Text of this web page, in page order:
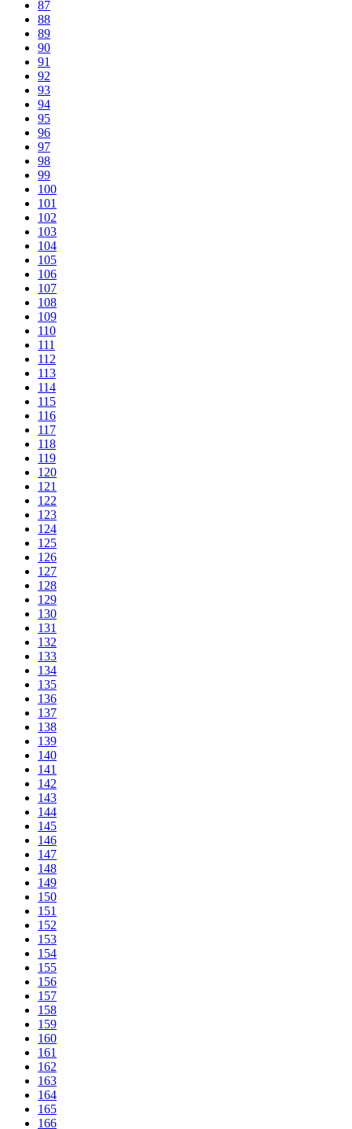
87
88
89
90
91
92
93
94
95
96
97
98
99
100
101
102
103
104
105
106
107
108
109
110
111
112
113
114
115
116
117
118
119
120
121
122
123
124
125
126
127
128
129
130
131
132
133
134
135
136
137
138
139
140
141
142
143
144
145
146
147
148
149
150
151
152
153
154
155
156
157
158
159
160
161
162
163
164
165
166